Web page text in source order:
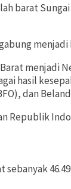
barat
menjadi
hasil
dan
Republik